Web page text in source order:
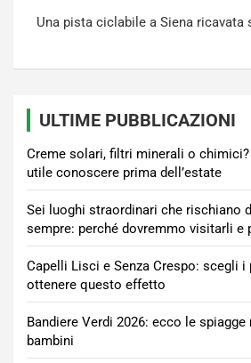
Una pista ciclabile a Siena
ULTIME PUBBLICAZIONI
Creme solari, filtri minerali o
utile conoscere prima dell’estate
Sei luoghi straordinari che rischiano
sempre: perché dovremmo visitarli e
Capelli Lisci e Senza Crespo: scegli
ottenere questo effetto
Bandiere Verdi 2026: ecco le
bambini